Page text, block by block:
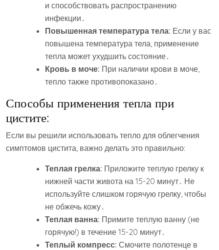
и способствовать распространению
инфекции․
Повышенная температура тела: Если у вас
повышена температура тела, применение
тепла может ухудшить состояние․
Кровь в моче: При наличии крови в моче,
тепло также противопоказано․
Способы применения тепла при
цистите:
Если вы решили использовать тепло для облегчения
симптомов цистита, важно делать это правильно:
Теплая грелка: Приложите теплую грелку к
нижней части живота на 15-20 минут․ Не
используйте слишком горячую грелку, чтобы
не обжечь кожу․
Теплая ванна: Примите теплую ванну (не
горячую!) в течение 15-20 минут․
Теплый компресс: Смочите полотенце в